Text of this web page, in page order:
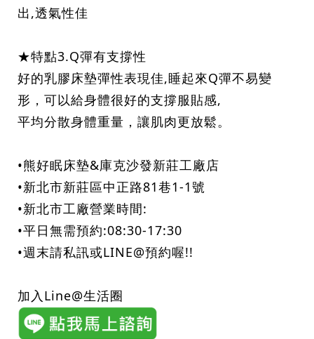
出,透氣性佳
★特點3.Q彈有支撐性
好的乳膠床墊彈性表現佳,睡起來Q彈不易變
形，可以給身體很好的支撐服貼感,
平均分散身體重量，讓肌肉更放鬆。
•熊好眠床墊&庫克沙發新莊工廠店
•新北市新莊區中正路81巷1-1號
•新北市工廠營業時間:
•平日無需預約:08:30-17:30
•週末請私訊或LINE@預約喔!!
加入Line@生活圈